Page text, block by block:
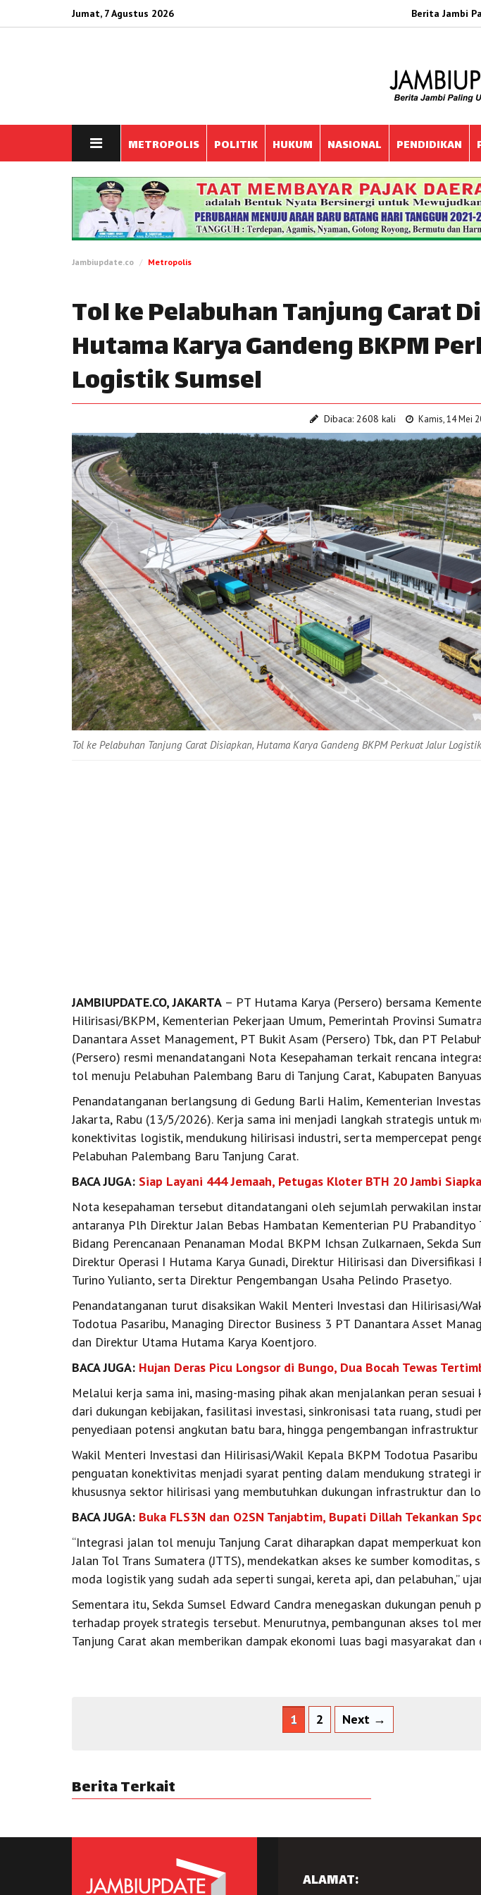
Jumat, 7 Agustus 2026 Berita Jambi
METROPOLIS POLITIK HUKUM NASIONAL PENDIDIKAN
Jambiupdate.co Metropolis
Tol ke Pelabuhan Tanjung Carat
Hutama Karya Gandeng BKPM
Logistik Sumsel
Dibaca: 2608 kali Kamis, 14 Mei
Tol ke Pelabuhan Tanjung Carat Disiapkan, Hutama Karya Gandeng BKPM Perkuat Jalur
JAMBIUPDATE.CO, JAKARTA – PT Hutama Karya (Persero) bersama
Hilirisasi/BKPM, Kementerian Pekerjaan Umum, Pemerintah Provinsi
Danantara Asset Management, PT Bukit Asam (Persero) Tbk, dan PT
(Persero) resmi menandatangani Nota Kesepahaman terkait rencana
tol menuju Pelabuhan Palembang Baru di Tanjung Carat, Kabupaten
Penandatanganan berlangsung di Gedung Barli Halim, Kementerian
Jakarta, Rabu (13/5/2026). Kerja sama ini menjadi langkah strategis untuk
konektivitas logistik, mendukung hilirisasi industri, serta mempercepat
Pelabuhan Palembang Baru Tanjung Carat.
BACA JUGA: Siap Layani 444 Jemaah, Petugas Kloter BTH 20 Jambi
Nota kesepahaman tersebut ditandatangani oleh sejumlah perwakilan
antaranya Plh Direktur Jalan Bebas Hambatan Kementerian PU Prabandityo
Bidang Perencanaan Penanaman Modal BKPM Ichsan Zulkarnaen, Sekda
Direktur Operasi I Hutama Karya Gunadi, Direktur Hilirisasi dan Diversifikasi
Turino Yulianto, serta Direktur Pengembangan Usaha Pelindo Prasetyo.
Penandatanganan turut disaksikan Wakil Menteri Investasi dan Hilirisasi/
Todotua Pasaribu, Managing Director Business 3 PT Danantara Asset
dan Direktur Utama Hutama Karya Koentjoro.
BACA JUGA: Hujan Deras Picu Longsor di Bungo, Dua Bocah Tewas
Melalui kerja sama ini, masing-masing pihak akan menjalankan peran sesuai
dari dukungan kebijakan, fasilitasi investasi, sinkronisasi tata ruang, studi
penyediaan potensi angkutan batu bara, hingga pengembangan infrastruktur
Wakil Menteri Investasi dan Hilirisasi/Wakil Kepala BKPM Todotua Pasaribu
penguatan konektivitas menjadi syarat penting dalam mendukung strategi
khususnya sektor hilirisasi yang membutuhkan dukungan infrastruktur dan
BACA JUGA: Buka FLS3N dan O2SN Tanjabtim, Bupati Dillah Tekankan
“Integrasi jalan tol menuju Tanjung Carat diharapkan dapat memperkuat
Jalan Tol Trans Sumatera (JTTS), mendekatkan akses ke sumber komoditas,
moda logistik yang sudah ada seperti sungai, kereta api, dan pelabuhan,”
Sementara itu, Sekda Sumsel Edward Candra menegaskan dukungan penuh
terhadap proyek strategis tersebut. Menurutnya, pembangunan akses tol
Tanjung Carat akan memberikan dampak ekonomi luas bagi masyarakat dan
1 2 Next →
Berita Terkait
ALAMAT: